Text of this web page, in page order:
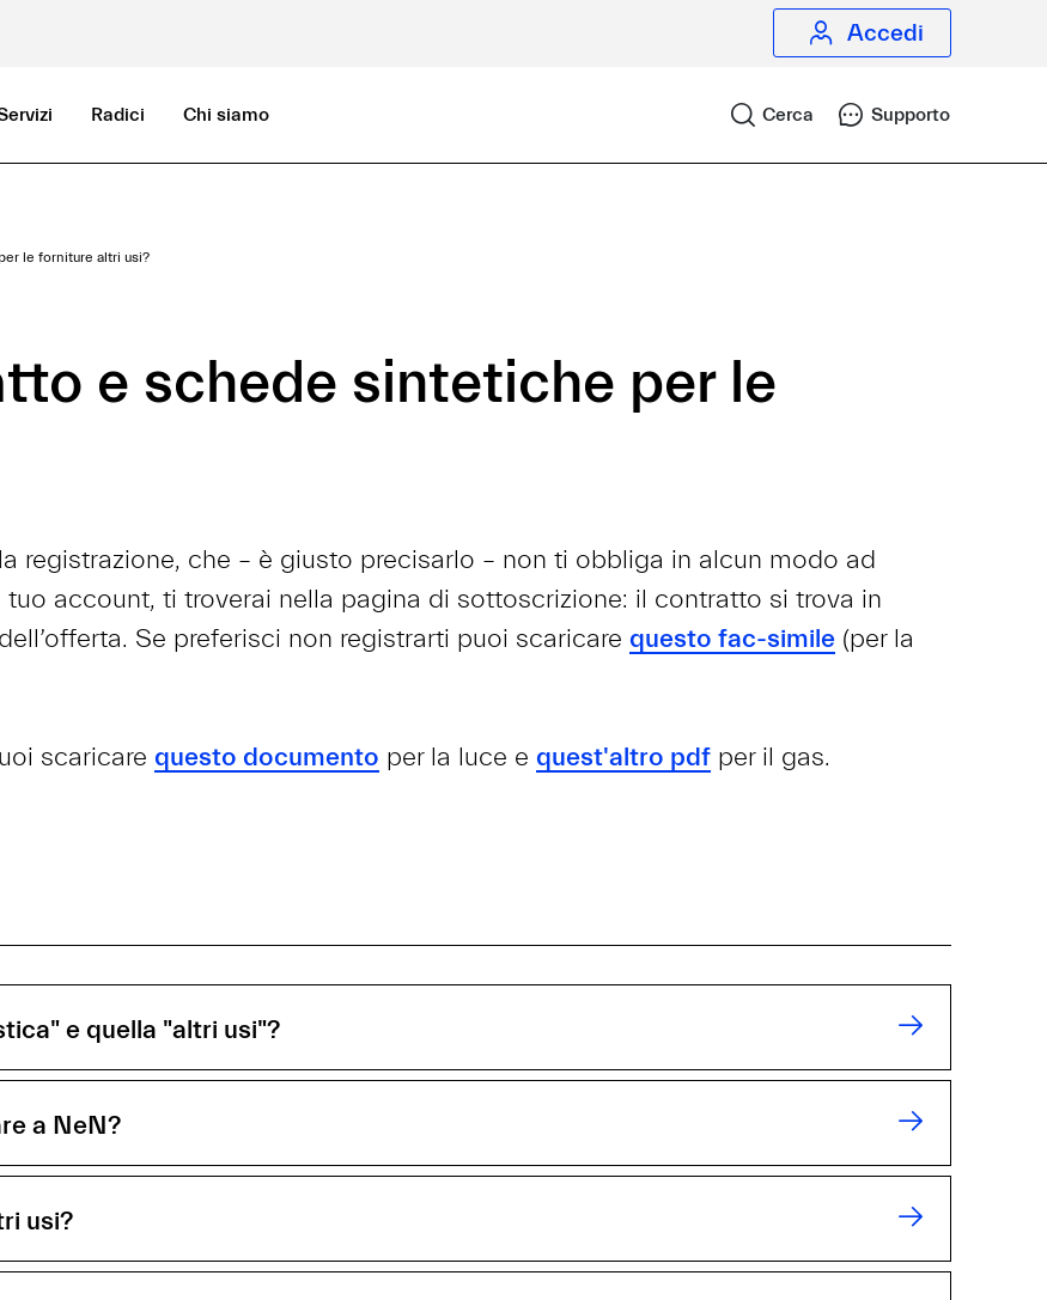
Accedi
Radici Chi siamo Cerca Supporto
le forniture altri usi?
e schede sintetiche per le
registrazione, che – è giusto precisarlo – non ti obbliga in alcun modo ad
account, ti troverai nella pagina di sottoscrizione: il contratto si trova in
Se preferisci non registrarti puoi scaricare questo fac-simile (per la
scaricare questo documento per la luce e quest'altro pdf per il gas.
e quella "altri usi"?
a NeN?
usi?